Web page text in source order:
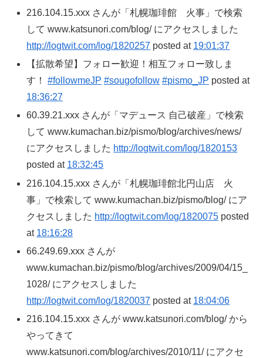
216.104.15.xxx さんが「札幌珈琲館 火事」で検索
して www.katsunori.com/blog/ にアクセスしました
http://logtwit.com/log/1820257 posted at 19:01:37
【拡散希望】フォロー歓迎！相互フォロー致しま
す！#followmeJP #sougofollow #pismo_JP posted at
18:36:27
60.39.21.xxx さんが「マデュース 自己破産」で検索
して www.kumachan.biz/pismo/blog/archives/news/
にアクセスしました http://logtwit.com/log/1820153
posted at 18:32:45
216.104.15.xxx さんが「札幌珈琲館北円山店 火
事」で検索して www.kumachan.biz/pismo/blog/ にア
クセスしました http://logtwit.com/log/1820075 posted
at 18:16:28
66.249.69.xxx さんが
www.kumachan.biz/pismo/blog/archives/2009/04/15_
1028/ にアクセスしました
http://logtwit.com/log/1820037 posted at 18:04:06
216.104.15.xxx さんが www.katsunori.com/blog/ から
やってきて
www.katsunori.com/blog/archives/2010/11/ にアクセ